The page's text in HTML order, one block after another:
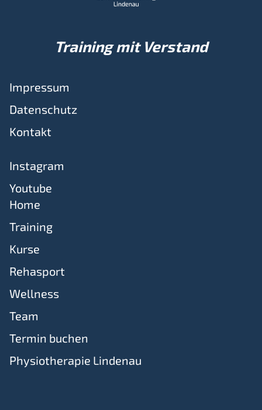
Training mit Verstand
Impressum
Datenschutz
Kontakt
Instagram
Youtube
Home
Training
Kurse
Rehasport
Wellness
Team
Termin buchen
Physiotherapie Lindenau